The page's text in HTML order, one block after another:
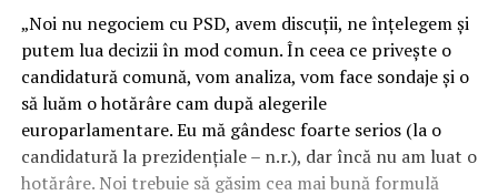
„Noi nu negociem cu PSD, avem discuţii, ne înţelegem şi
putem lua decizii în mod comun. În ceea ce priveşte o
candidatură comună, vom analiza, vom face sondaje şi o
să luăm o hotărâre cam după alegerile
europarlamentare. Eu mă gândesc foarte serios (la o
candidatură la prezidenţiale – n.r.), dar încă nu am luat o
hotărâre. Noi trebuie să găsim cea mai bună formulă